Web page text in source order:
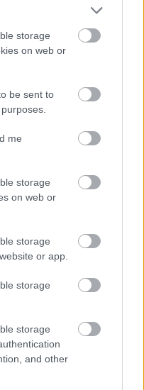
storage
on web or
be sent to
me
storage
on web or
storage
or app.
storage
storage
and other